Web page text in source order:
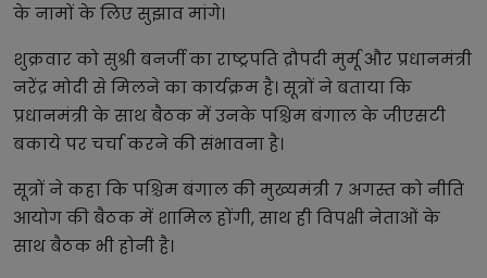
के नामों के लिए सुझाव मांगे।
शुक्रवार को सुश्री बनर्जी का राष्ट्रपति द्रौपदी मुर्मू और प्रधानमंत्री
नरेंद्र मोदी से मिलने का कार्यक्रम है। सूत्रों ने बताया कि
प्रधानमंत्री के साथ बैठक में उनके पश्चिम बंगाल के जीएसटी
बकाये पर चर्चा करने की संभावना है।
सूत्रों ने कहा कि पश्चिम बंगाल की मुख्यमंत्री 7 अगस्त को नीति
आयोग की बैठक में शामिल होंगी, साथ ही विपक्षी नेताओं के
साथ बैठक भी होनी है।